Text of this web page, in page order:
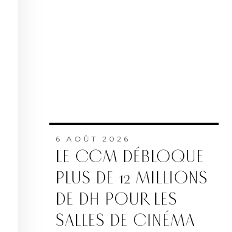
6 AOÛT 2026
LE CCM DÉBLOQUE
PLUS DE 12 MILLIONS
DE DH POUR LES
SALLES DE CINÉMA